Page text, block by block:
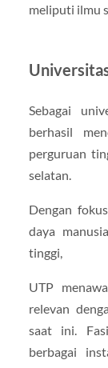
meliputi ilmu
Sebagai
berhasil
perguruan
selatan.
Dengan
daya
tinggi,
UTP
relevan
saat ini.
berbagai